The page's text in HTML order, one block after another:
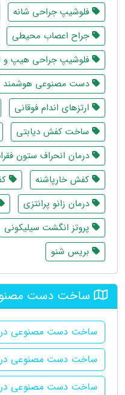
فلوشیپ جراحی شانه
جراح اعصاب محیطی
فلوشیپ جراحی هیپ و
دست مصنوعی هوشمند
ارتزهای اندام فوقانی
ساخت کفش دیابتی
درمان انحراف ستون
کفش خارپاشنه
درمان زانو پرانتزی
پروتز انگشت سیلیکونی
بریس شنو
ساخت دست
ساخت دست مصنوعی در
ساخت دست مصنوعی در
ساخت دست مصنوعی